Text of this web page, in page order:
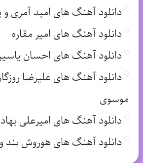
دانلود آهنگ های امید آمری
دانلود آهنگ های امیر مقاره
دانلود آهنگ های احسان
دانلود آهنگ های علیرضا
موسوی
دانلود آهنگ های امیرعلی
دانلود آهنگ های هوروش بند